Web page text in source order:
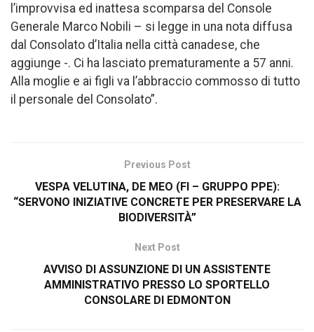
l’improvvisa ed inattesa scomparsa del Console
Generale Marco Nobili – si legge in una nota diffusa
dal Consolato d’Italia nella città canadese, che
aggiunge -. Ci ha lasciato prematuramente a 57 anni.
Alla moglie e ai figli va l’abbraccio commosso di tutto
il personale del Consolato”.
Previous Post
VESPA VELUTINA, DE MEO (FI – GRUPPO PPE):
“SERVONO INIZIATIVE CONCRETE PER PRESERVARE LA
BIODIVERSITÀ”
Next Post
AVVISO DI ASSUNZIONE DI UN ASSISTENTE
AMMINISTRATIVO PRESSO LO SPORTELLO
CONSOLARE DI EDMONTON